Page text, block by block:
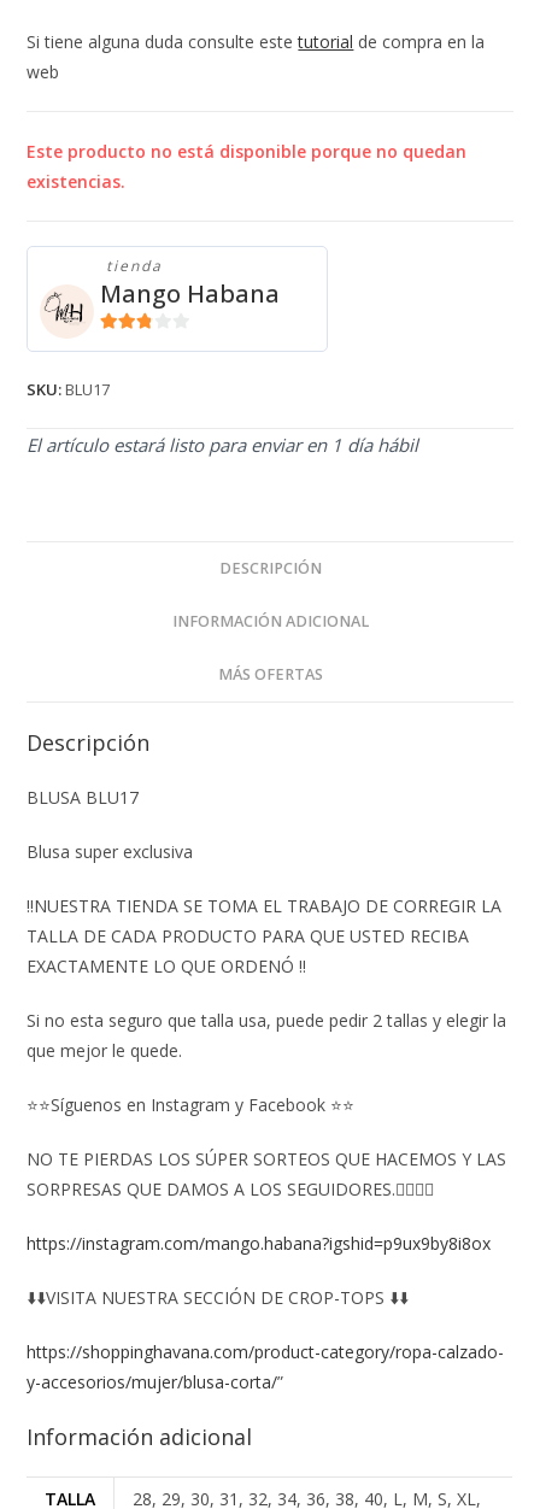
Si tiene alguna duda consulte estetutorial de compra en la
web
Este producto no está disponible porque no quedan
existencias.
tienda
Mango Habana
SKU:BLU17
El artículo estará listo para enviar en 1 día hábil
DESCRIPCIÓN
INFORMACIÓN ADICIONAL
MÁS OFERTAS
Descripción
BLUSA BLU17
Blusa super exclusiva
‼️NUESTRA TIENDA SE TOMA EL TRABAJO DE CORREGIR LA
TALLA DE CADA PRODUCTO PARA QUE USTED RECIBA
EXACTAMENTE LO QUE ORDENÓ ‼️
Si no esta seguro que talla usa, puede pedir 2 tallas y elegir la
que mejor le quede.
⭐⭐Síguenos en Instagram y Facebook ⭐⭐
NO TE PIERDAS LOS SÚPER SORTEOS QUE HACEMOS Y LAS
SORPRESAS QUE DAMOS A LOS SEGUIDORES.👇🏻👇🏻
https://instagram.com/mango.habana?igshid=p9ux9by8i8ox
⬇️⬇️VISITA NUESTRA SECCIÓN DE CROP-TOPS ⬇️⬇️
https://shoppinghavana.com/product-category/ropa-calzado-
y-accesorios/mujer/blusa-corta/”
Información adicional
TALLA 28, 29, 30, 31, 32, 34, 36, 38, 40, L, M, S, XL,